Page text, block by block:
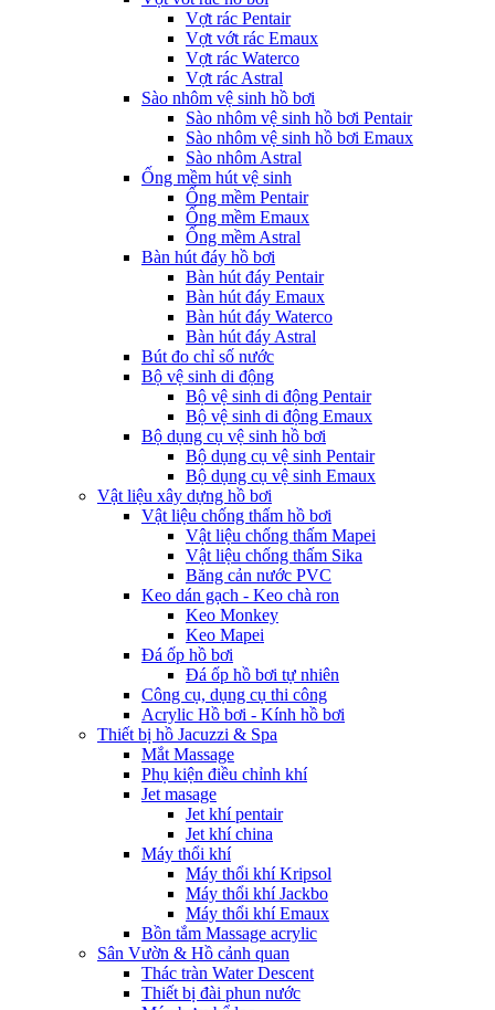
Vợt rác Pentair
Vợt vớt rác Emaux
Vợt rác Waterco
Vợt rác Astral
Sào nhôm vệ sinh hồ bơi
Sào nhôm vệ sinh hồ bơi Pentair
Sào nhôm vệ sinh hồ bơi Emaux
Sào nhôm Astral
Ống mềm hút vệ sinh
Ống mềm Pentair
Ống mềm Emaux
Ống mềm Astral
Bàn hút đáy hồ bơi
Bàn hút đáy Pentair
Bàn hút đáy Emaux
Bàn hút đáy Waterco
Bàn hút đáy Astral
Bút đo chỉ số nước
Bộ vệ sinh di động
Bộ vệ sinh di động Pentair
Bộ vệ sinh di động Emaux
Bộ dụng cụ vệ sinh hồ bơi
Bộ dụng cụ vệ sinh Pentair
Bộ dụng cụ vệ sinh Emaux
Vật liệu xây dựng hồ bơi
Vật liệu chống thấm hồ bơi
Vật liệu chống thấm Mapei
Vật liệu chống thấm Sika
Băng cản nước PVC
Keo dán gạch - Keo chà ron
Keo Monkey
Keo Mapei
Đá ốp hồ bơi
Đá ốp hồ bơi tự nhiên
Công cụ, dụng cụ thi công
Acrylic Hồ bơi - Kính hồ bơi
Thiết bị hồ Jacuzzi & Spa
Mắt Massage
Phụ kiện điều chỉnh khí
Jet masage
Jet khí pentair
Jet khí china
Máy thổi khí
Máy thổi khí Kripsol
Máy thổi khí Jackbo
Máy thổi khí Emaux
Bồn tắm Massage acrylic
Sân Vườn & Hồ cảnh quan
Thác tràn Water Descent
Thiết bị đài phun nước